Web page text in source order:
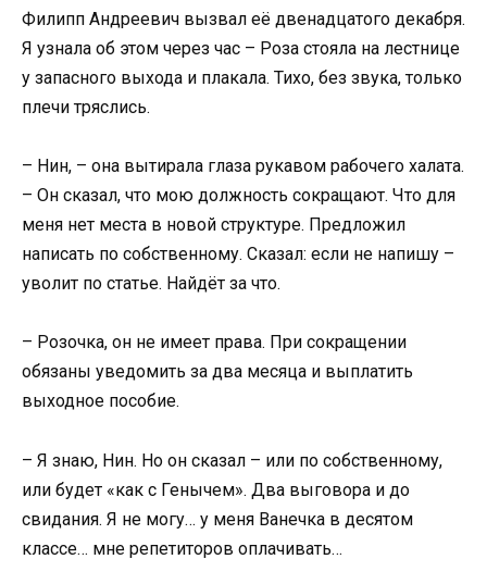
Филипп Андреевич вызвал её двенадцатого декабря.
Я узнала об этом через час – Роза стояла на лестнице
у запасного выхода и плакала. Тихо, без звука, только
плечи тряслись.
– Нин, – она вытирала глаза рукавом рабочего халата.
– Он сказал, что мою должность сокращают. Что для
меня нет места в новой структуре. Предложил
написать по собственному. Сказал: если не напишу –
уволит по статье. Найдёт за что.
– Розочка, он не имеет права. При сокращении
обязаны уведомить за два месяца и выплатить
выходное пособие.
– Я знаю, Нин. Но он сказал – или по собственному,
или будет «как с Генычем». Два выговора и до
свидания. Я не могу… у меня Ванечка в десятом
классе… мне репетиторов оплачивать…